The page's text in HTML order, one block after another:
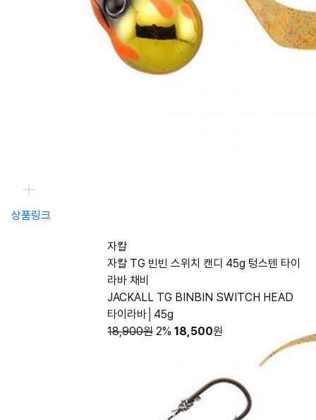
상품링크
자칼
자칼 TG 빈빈 스위치 캔디 45g 텅스텐 타이
라바 채비
JACKALL TG BINBIN SWITCH HEAD
타이라바│45g
18,900원 2% 18,500원